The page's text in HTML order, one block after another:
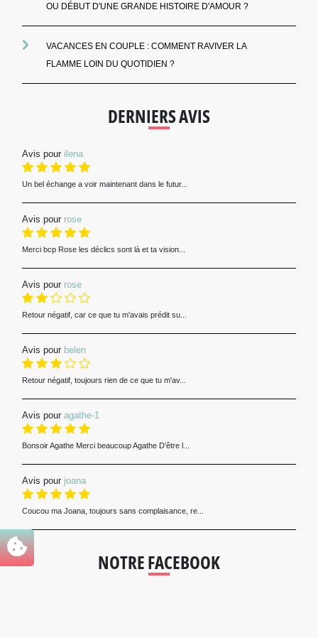
OU DÉBUT D'UNE GRANDE HISTOIRE D'AMOUR ?
VACANCES EN COUPLE : COMMENT RAVIVER LA
FLAMME LOIN DU QUOTIDIEN ?
DERNIERS AVIS
Avis pour ilena
Un bel échange a voir maintenant dans le futur...
Avis pour rose
Merci bcp Rose les déclics sont là et ta vision...
Avis pour rose
Retour négatif, car ce que tu m'avais prédit su...
Avis pour belen
Retour négatif, toujours rien de ce que tu m'av...
Avis pour agathe-1
Bonsoir Agathe Merci beaucoup Agathe D’être l...
Avis pour joana
Coucou ma Joana, toujours sans complaisance, re...
NOTRE FACEBOOK